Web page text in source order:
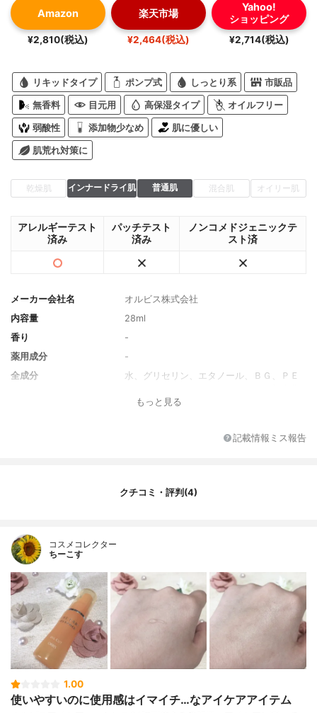
Amazon
¥2,810(税込)
楽天市場
¥2,464(税込)
Yahoo!
ショッピング
¥2,714(税込)
リキッドタイプ ポンプ式 しっとり系 市販品
無香料 目元用 高保湿タイプ オイルフリー
弱酸性 添加物少なめ 肌に優しい
肌荒れ対策に
乾燥肌 インナードライ肌 普通肌 混合肌 オイリー肌
アレルギーテスト
済み
パッチテスト
済み
ノンコメドジェニックテ
スト済
メーカー会社名
オルビス株式会社
内容量
28ml
香り
-
薬用成分
-
全成分
水、グリセリン、エタノール、ＢＧ、ＰＥ
解ヒアルロン酸、ヒアルロン酸Ｎａ、カラ
エキス、グリコシルトレハロース、加水分
ルキル（Ｃ１０－３０））コポリマー、キ
もっと見る
記載情報ミス報告
クチコミ・評判(4)
コスメコレクター
ちーこす
1.00
使いやすいのに使用感はイマイチ…なアイケアアイテム